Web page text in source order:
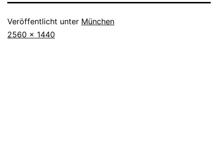
Veröffentlicht unter München
Originalgröße
2560 × 1440